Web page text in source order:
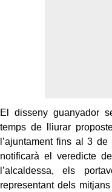
El disseny guanyador
temps de lliurar
l’ajuntament fins al 3
notificarà el veredicte
l’alcaldessa, els
representant dels